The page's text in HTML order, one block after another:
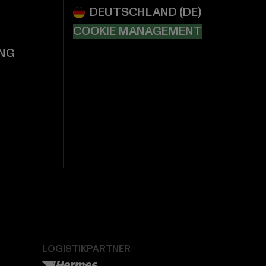
COOKIE MANAGEMENT
LOGISTIKPARTNER